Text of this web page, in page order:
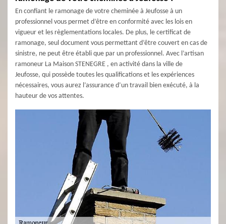
En confiant le ramonage de votre cheminée à Jeufosse à un
professionnel vous permet d’être en conformité avec les lois en
vigueur et les règlementations locales. De plus, le certificat de
ramonage, seul document vous permettant d’être couvert en cas de
sinistre, ne peut être établi que par un professionnel. Avec l’artisan
ramoneur La Maison STENEGRE , en activité dans la ville de
Jeufosse, qui possède toutes les qualifications et les expériences
nécessaires, vous aurez l’assurance d’un travail bien exécuté, à la
hauteur de vos attentes.